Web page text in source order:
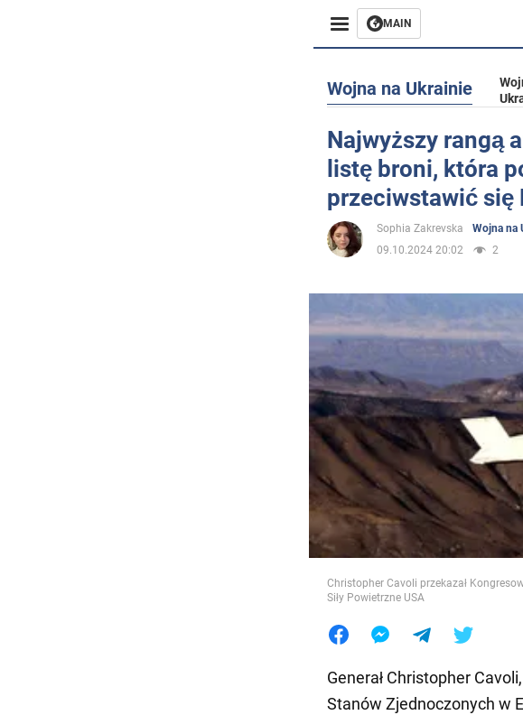
MAIN
Rozrywka
Życie
Polityka
Społeczeństwo
Wojna na Ukrainie
Świat
Jedzenie
Wojna na Ukrainie
Najwyższy rangą
listę broni, która
przeciwstawić się
Sophia Zakrevska
Wojna na
09.10.2024 20:02
2
Christopher Cavoli przekazał
Siły Powietrzne USA
Generał Christopher
Stanów Zjednoczonych w